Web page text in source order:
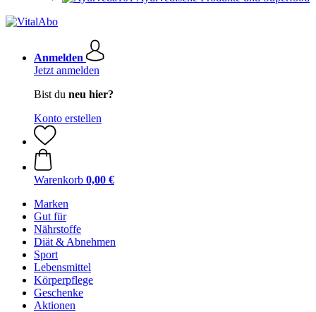
Anmelden
Jetzt anmelden
Bist du neu hier?
Konto erstellen
Warenkorb 0,00 €
Marken
Gut für
Nährstoffe
Diät & Abnehmen
Sport
Lebensmittel
Körperpflege
Geschenke
Aktionen